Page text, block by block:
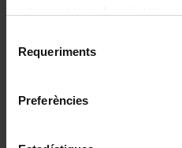
consultar laPolítica de
Requeriments
Preferències